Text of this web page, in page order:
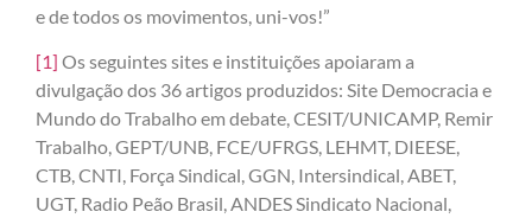
e de todos os movimentos, uni-vos!”
[1] Os seguintes sites e instituições apoiaram a
divulgação dos 36 artigos produzidos: Site Democracia e
Mundo do Trabalho em debate, CESIT/UNICAMP, Remir
Trabalho, GEPT/UNB, FCE/UFRGS, LEHMT, DIEESE,
CTB, CNTI, Força Sindical, GGN, Intersindical, ABET,
UGT, Radio Peão Brasil, ANDES Sindicato Nacional,